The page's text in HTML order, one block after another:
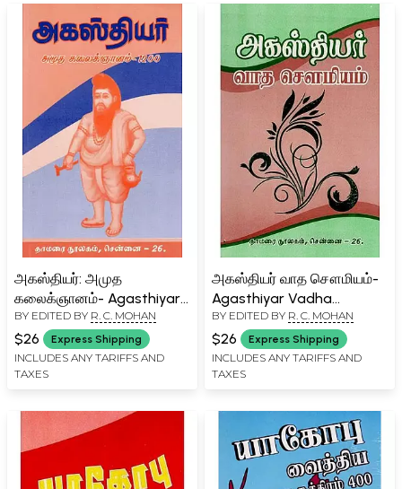
அகஸ்தியர்: அமுத
கலைக்ஞானம்- Agasthiyar
Amutha Kalaignanam
1200 (Tamil)
BY EDITED BY R. C. MOHAN
$26 Express Shipping
INCLUDES ANY TARIFFS AND
TAXES
அகஸ்தியர் வாத சௌமியம்-
Agasthiyar Vadha
Sowmiyam (Tamil)
BY EDITED BY R. C. MOHAN
$26 Express Shipping
INCLUDES ANY TARIFFS AND
TAXES